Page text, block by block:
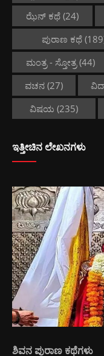
ಝೆನ್ ಕಥೆ(24)
ಪುರಾಣ ಕಥೆ
ಮಂತ್ರ - ಸ್ತೋತ್ರ(44)
ವಚನ(27)
ವಿಷಯ (235)
ಇತ್ತೀಚಿನ ಲೇಖನಗಳು
ಶಿವನ ಪುರಾಣ ಕಥೆಗಳು